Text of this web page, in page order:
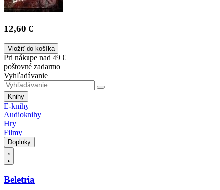
12,60 €
Vložiť do košíka
Pri nákupe nad 49 €
poštovné zadarmo
Vyhľadávanie
Knihy
E-knihy
Audioknihy
Hry
Filmy
Doplnky
Beletria